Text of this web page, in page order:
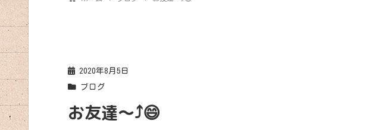
2020年8月5日
ブログ
お友達～⤴️😄